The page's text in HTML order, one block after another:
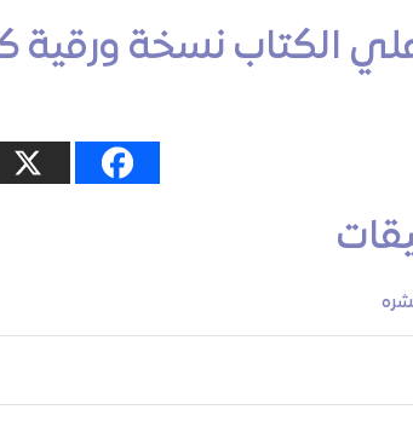
الكتاب نسخة ورقية